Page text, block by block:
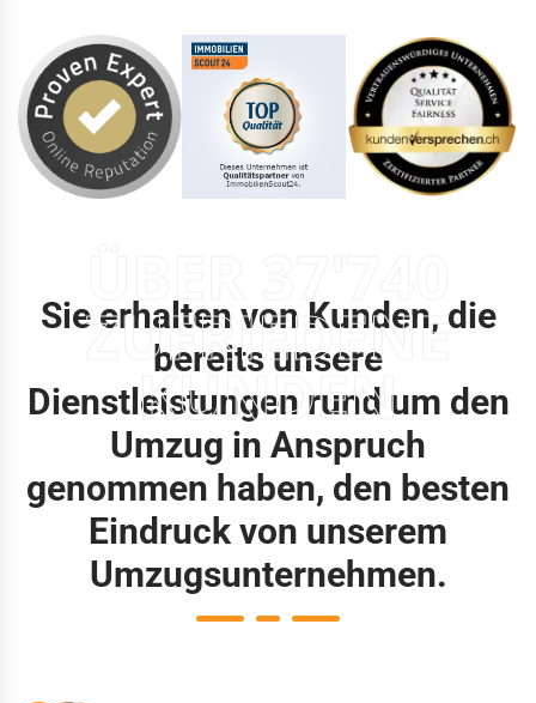
ZUFRIEDENE
KUNDEN
Sie erhalten von Kunden, die
bereits unsere
Dienstleistungen rund um den
Umzug in Anspruch
genommen haben, den besten
Eindruck von unserem
Umzugsunternehmen.